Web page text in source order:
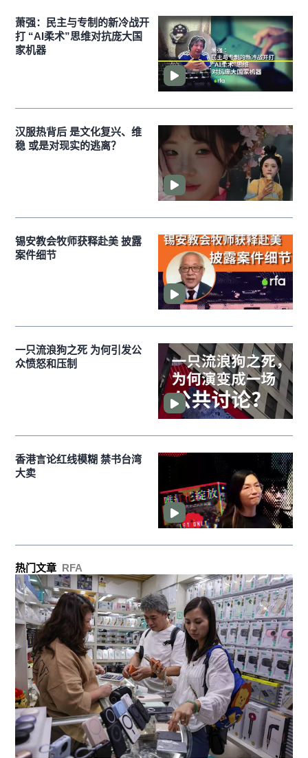
萧强：民主与专制的新冷战开
打 “AI柔术”思维对抗庞大国
家机器
汉服热背后 是文化复兴、维
稳 或是对现实的逃离？
锡安教会牧师获释赴美 披露
案件细节
一只流浪狗之死 为何引发公
众愤怒和压制
香港言论红线模糊 禁书台湾
大卖
热门文章 RFA